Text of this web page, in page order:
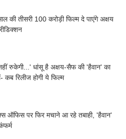
रुकेगी...' धांसू है अक्षय-सैफ की 'हैवान' का
रिलीज होगी ये फिल्म
ऑफिस पर फिर मचाने आ रहे तबाही, 'हैवान'